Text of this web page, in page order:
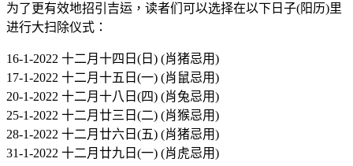
为了更有效地招引吉运，读者们可以选择在以下日子(阳历)里
进行大扫除仪式：
16-1-2022 十二月十四日(日) (肖猪忌用)
17-1-2022 十二月十五日(一) (肖鼠忌用)
20-1-2022 十二月十八日(四) (肖兔忌用)
25-1-2022 十二月廿三日(二) (肖猴忌用)
28-1-2022 十二月廿六日(五) (肖猪忌用)
31-1-2022 十二月廿九日(一) (肖虎忌用)